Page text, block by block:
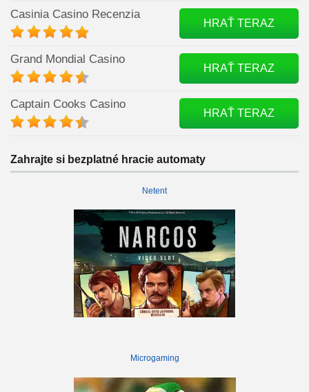
Casinia Casino Recenzia
HRAŤ TERAZ
Grand Mondial Casino
HRAŤ TERAZ
Captain Cooks Casino
HRAŤ TERAZ
Zahrajte si bezplatné hracie automaty
Netent
Microgaming